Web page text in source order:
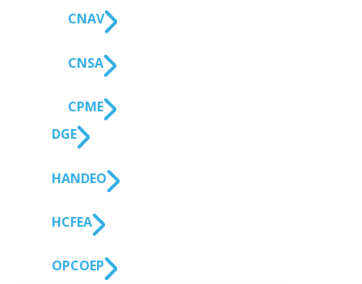
CNAV
CNSA
CPME
DGE
HANDEO
HCFEA
OPCO EP